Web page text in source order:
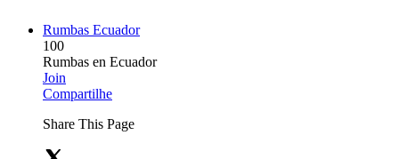
Rumbas Ecuador
100
Rumbas en Ecuador
Join
Compartilhe
Share This Page